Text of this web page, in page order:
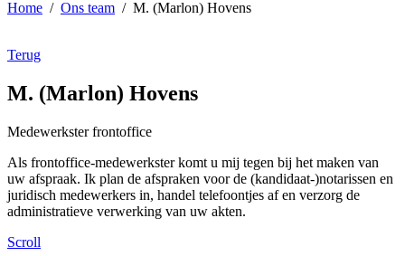
Home / Ons team / M. (Marlon) Hovens
Terug
M. (Marlon) Hovens
Medewerkster frontoffice
Als frontoffice-medewerkster komt u mij tegen bij het maken van
uw afspraak. Ik plan de afspraken voor de (kandidaat-)notarissen en
juridisch medewerkers in, handel telefoontjes af en verzorg de
administratieve verwerking van uw akten.
Scroll